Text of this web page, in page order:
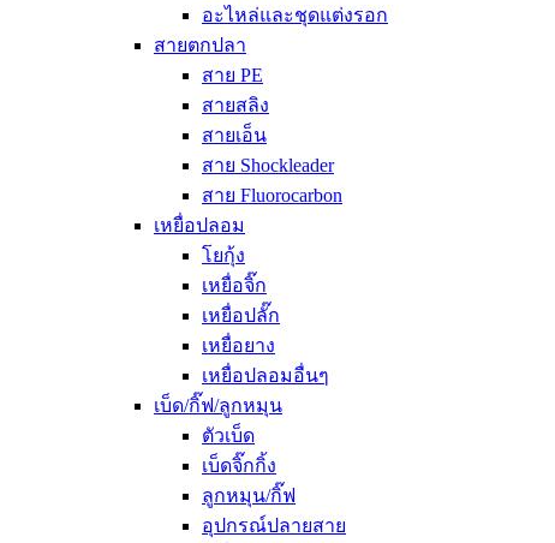
อะไหล่และชุดแต่งรอก
สายตกปลา
สาย PE
สายสลิง
สายเอ็น
สาย Shockleader
สาย Fluorocarbon
เหยื่อปลอม
โยกุ้ง
เหยื่อจิ๊ก
เหยื่อปลั๊ก
เหยื่อยาง
เหยื่อปลอมอื่นๆ
เบ็ด/กิ๊ฟ/ลูกหมุน
ตัวเบ็ด
เบ็ดจิ๊กกิ้ง
ลูกหมุน/กิ๊ฟ
อุปกรณ์ปลายสาย